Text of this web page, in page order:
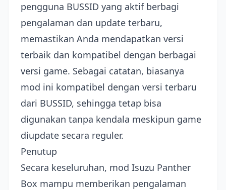
pengguna BUSSID yang aktif berbagi
pengalaman dan update terbaru,
memastikan Anda mendapatkan versi
terbaik dan kompatibel dengan berbagai
versi game. Sebagai catatan, biasanya
mod ini kompatibel dengan versi terbaru
dari BUSSID, sehingga tetap bisa
digunakan tanpa kendala meskipun game
diupdate secara reguler.
Penutup
Secara keseluruhan, mod Isuzu Panther
Box mampu memberikan pengalaman